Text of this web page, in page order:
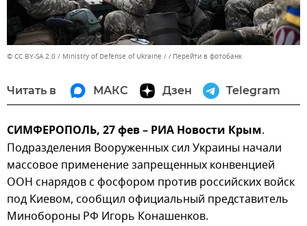
© CC BY-SA 2.0 / Ministry of Defense of Ukraine / Перейти в фотобанк
Читать в МАКС Дзен Telegram
СИМФЕРОПОЛЬ, 27 фев – РИА Новости Крым.
Подразделения Вооруженных сил Украины начали
массовое применение запрещенных конвенцией
ООН снарядов с фосфором против российских войск
под Киевом, сообщил официальный представитель
Минобороны РФ Игорь Конашенков.